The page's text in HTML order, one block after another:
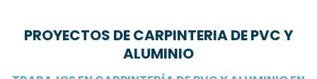
PROYECTOS DE CARPINTERIA DE PVC Y
ALUMINIO